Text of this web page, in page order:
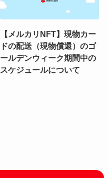
【メルカリNFT】現物カー
ドの配送（現物償還）のゴ
ールデンウィーク期間中の
スケジュールについて